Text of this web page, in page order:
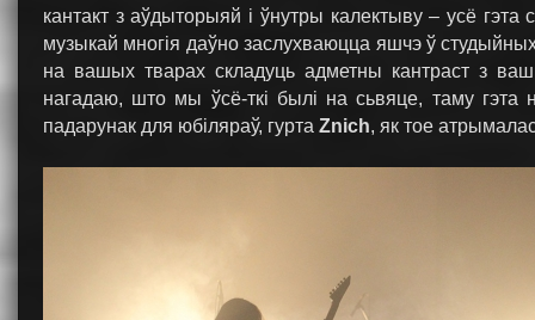
кантакт з аўдыторыяй і ўнутры калектыву – усё
музыкай многія даўно заслухваюцца яшчэ ў
на вашых тварах складуць адметны кантраст з
нагадаю, што мы ўсё-ткі былі на сьвяце, таму гэта
падарунак для юбіляраў, гурта Znich, як тое